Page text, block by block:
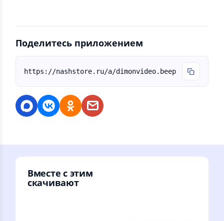
Поделитесь приложением
https://nashstore.ru/a/dimonvideo.beep
Вместе с этим
скачивают